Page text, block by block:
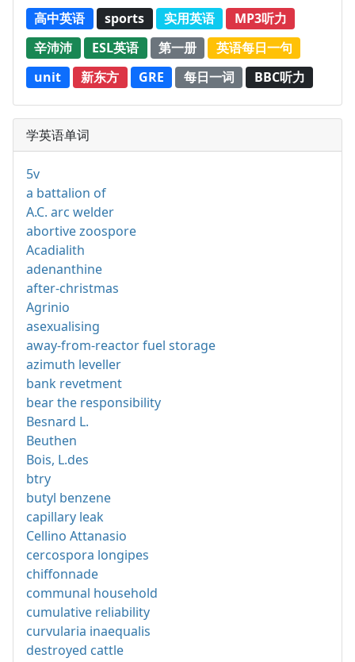
高中英语 sports 实用英语
MP3听力
辛沛沛
ESL英语 第一册
英语每日一句
unit
新东方 GRE 每日一词 BBC听力
学英语单词
5v
a battalion of
A.C. arc welder
abortive zoospore
Acadialith
adenanthine
after-christmas
Agrinio
asexualising
away-from-reactor fuel storage
azimuth leveller
bank revetment
bear the responsibility
Besnard L.
Beuthen
Bois, L.des
btry
butyl benzene
capillary leak
Cellino Attanasio
cercospora longipes
chiffonnade
communal household
cumulative reliability
curvularia inaequalis
destroyed cattle